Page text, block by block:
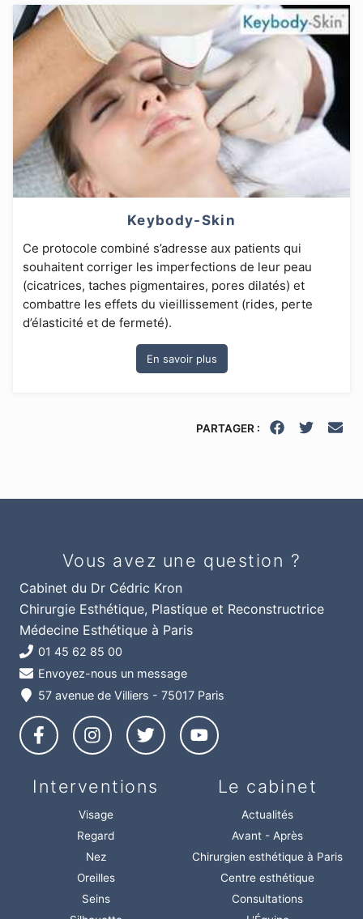
Keybody-Skin
Ce protocole combiné s’adresse aux patients qui
souhaitent corriger les imperfections de leur peau
(cicatrices, taches pigmentaires, pores dilatés) et
combattre les effets du vieillissement (rides, perte
d’élasticité et de fermeté).
En savoir plus
PARTAGER :
Vous avez une question ?
Cabinet du Dr Cédric Kron
Chirurgie Esthétique, Plastique et Reconstructrice
Médecine Esthétique à Paris
01 45 62 85 00
Envoyez-nous un message
57 avenue de Villiers - 75017 Paris
Interventions
Visage
Regard
Nez
Oreilles
Seins
Le cabinet
Actualités
Avant - Après
Chirurgien esthétique à Paris
Centre esthétique
Consultations